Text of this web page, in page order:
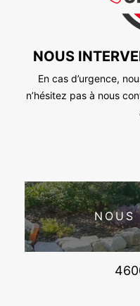
NOUS
En cas d’urgence,
n’hésitez pas à nous
NOUS